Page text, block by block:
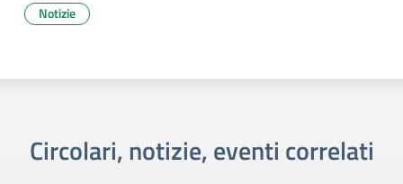
Notizie
Circolari, notizie, eventi correlati